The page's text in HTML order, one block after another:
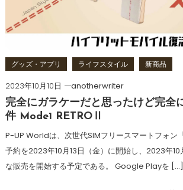
グッズ・アプリ ライフスタイル 新商品
2023年10月10日
anotherwriter
完全にガラケーだと思ったけど完全
件 Mode1 RETROⅡ
P-UP Worldは、次世代SIMフリースマートフォン
予約を2023年10月13日（金）に開始し、2023年
な販売を開始する予定である。 Google Playを […]